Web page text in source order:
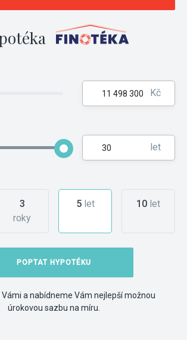
Kč
let
3
roky
5let 10 let
POPTAT HYPOTÉKU
Vámi a nabídneme Vám nejlepší možnou
úrokovou sazbu na míru.